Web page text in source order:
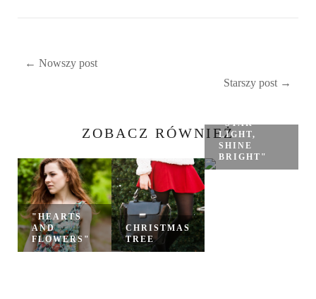
← Nowszy post
Starszy post →
ZOBACZ RÓWNIEŻ
"HEARTS
AND
FLOWERS"
CHRISTMAS
TREE
"STAR
LIGHT,
SHINE
BRIGHT"